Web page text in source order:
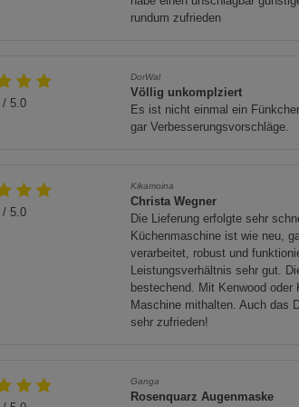
im Lieferumfang enthalten.
Entsorgung von Metallprodukten und
rundum zufrieden
5.0
DorWal
Völlig unkomplziert
Es ist nicht einmal ein
gar Verbesserungsvorschläge.
5.0
Kikamoina
Christa Wegner
Die Lieferung erfolgte sehr
Küchenmaschine ist wie neu,
verarbeitet, robust und
Leistungsverhältnis sehr gut.
bestechend. Mit Kenwood
Maschine mithalten. Auch das
sehr zufrieden!
Ganga
Rosenquarz Augenmaske
Beschreibung Funktionale Cookies
Cookie-Informationenanzeigen
Beschreibung Statistik Cookies
Cookie-Informationenanzeigen
Marketing Cookies (3)
Beschreibung Marketing Cookies